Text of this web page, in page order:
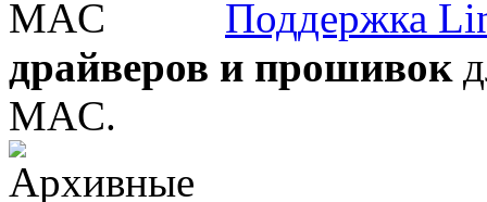
Поддержка
драйверов и прошивок
MAC.